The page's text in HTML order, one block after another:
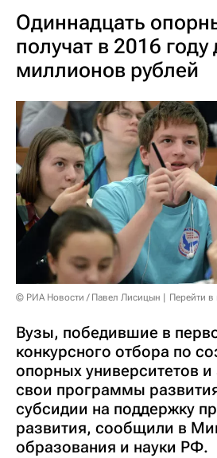
Одиннадцать
получат в 2016 году
миллионов рублей
© РИА Новости / Павел Лисицын Перейти
Вузы, победившие в
конкурсного отбора по
опорных университетов
свои программы
субсидии на поддержку
развития, сообщили в
образования и науки РФ.